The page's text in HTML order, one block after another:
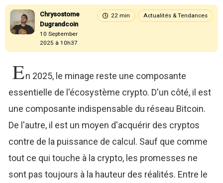
22 min Actualités & Tendances
Chrysostome
Dugrandcoin
10 September
2025 à 10h37
En 2025, le minage reste une composante
essentielle de l'écosystème crypto. D'un côté, il est
une composante indispensable du réseau Bitcoin.
De l'autre, il est un moyen d'acquérir des cryptos
contre de la puissance de calcul. Sauf que comme
tout ce qui touche à la crypto, les promesses ne
sont pas toujours à la hauteur des réalités. Entre le